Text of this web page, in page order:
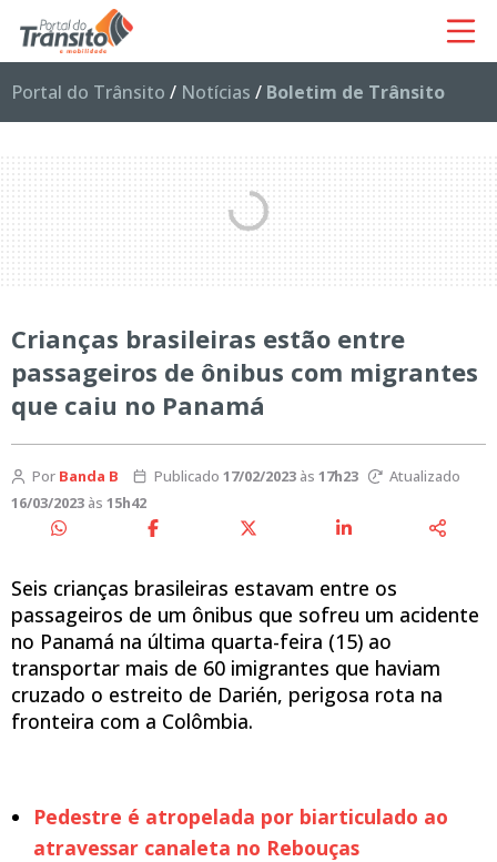
Portal do Trânsito / Notícias / Boletim de Trânsito
Crianças brasileiras estão entre
passageiros de ônibus com migrantes
que caiu no Panamá
Por Banda B Publicado 17/02/2023às 17h23
Atualizado
16/03/2023 às 15h42
Seis crianças brasileiras estavam entre os
passageiros de um ônibus que sofreu um acidente
no Panamá na última quarta-feira (15) ao
transportar mais de 60 imigrantes que haviam
cruzado o estreito de Darién, perigosa rota na
fronteira com a Colômbia.
Pedestre é atropelada por biarticulado ao
atravessar canaleta no Rebouças